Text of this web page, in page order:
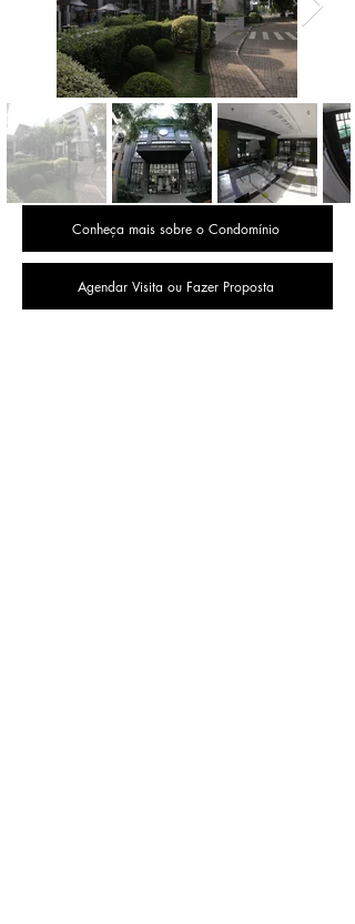
Conheça mais sobre o Condomínio
Agendar Visita ou Fazer Proposta